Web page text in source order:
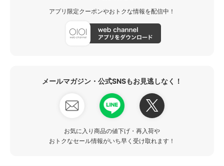
アプリ限定クーポンやおトクな情報を配信中！
メールマガジン・公式SNSもお見逃しなく！
お気に入り商品の値下げ・再入荷や
おトクなセール情報がいち早く受け取れます！